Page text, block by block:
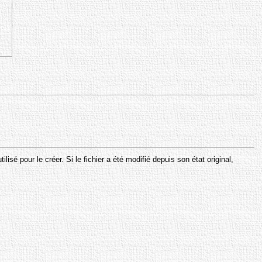
pour le créer. Si le fichier a été modifié depuis son état original,